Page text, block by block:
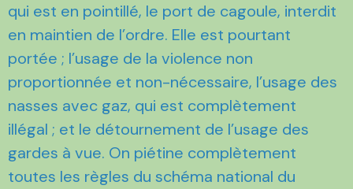
qui est en pointillé, le port de cagoule, interdit
en maintien de l’ordre. Elle est pourtant
portée ; l’usage de la violence non
proportionnée et non-nécessaire, l’usage des
nasses avec gaz, qui est complètement
illégal ; et le détournement de l’usage des
gardes à vue. On piétine complètement
toutes les règles du schéma national du